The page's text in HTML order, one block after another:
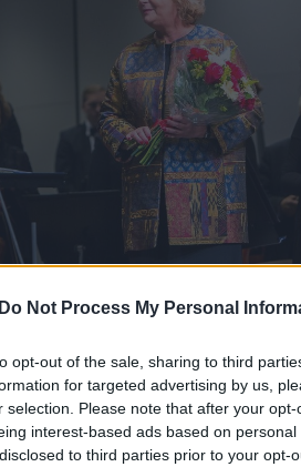
Do Not Process My Personal
opt-out of the sale, sharing to third
for targeted advertising by us,
selection. Please note that after your
interest-based ads based on
to third parties prior to your opt-
prof. R.Marcinkevičiūtė,